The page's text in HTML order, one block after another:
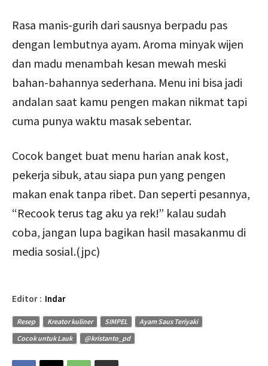
Rasa manis-gurih dari sausnya berpadu pas
dengan lembutnya ayam. Aroma minyak wijen
dan madu menambah kesan mewah meski
bahan-bahannya sederhana. Menu ini bisa jadi
andalan saat kamu pengen makan nikmat tapi
cuma punya waktu masak sebentar.
Cocok banget buat menu harian anak kost,
pekerja sibuk, atau siapa pun yang pengen
makan enak tanpa ribet. Dan seperti pesannya,
“Recook terus tag aku ya rek!” kalau sudah
coba, jangan lupa bagikan hasil masakanmu di
media sosial.(jpc)
Editor : Indar
Resep Kreator kuliner SIMPEL
Ayam Saus Teriyaki
Cocok untuk Lauk
@kristanto_pd